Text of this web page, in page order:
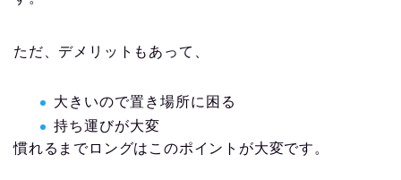
ただ、デメリットもあって、
大きいので置き場所に困る
持ち運びが大変
慣れるまでロングはこのポイントが大変です。